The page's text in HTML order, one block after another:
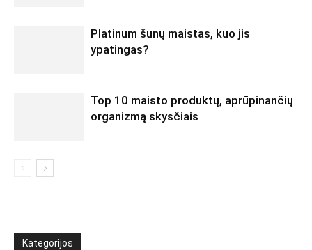
Platinum šunų maistas, kuo jis
ypatingas?
Top 10 maisto produktų, aprūpinančių
organizmą skysčiais
Kategorijos